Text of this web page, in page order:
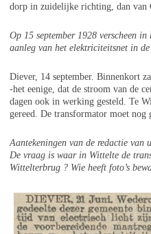
dorp in zuidelijke richting, dan van
Op 15 september 1928 verscheen
aanleg van het elektriciteitsnet in
Diever, 14 september. Binnenkort
-het eenige, dat de stroom van de
dagen ook in werking gesteld. Te
gereed. De transformator moet nog
Aantekeningen van de redactie van
De vraag is waar in Wittelte de
Wittelterbrug ? Wie heeft foto’s